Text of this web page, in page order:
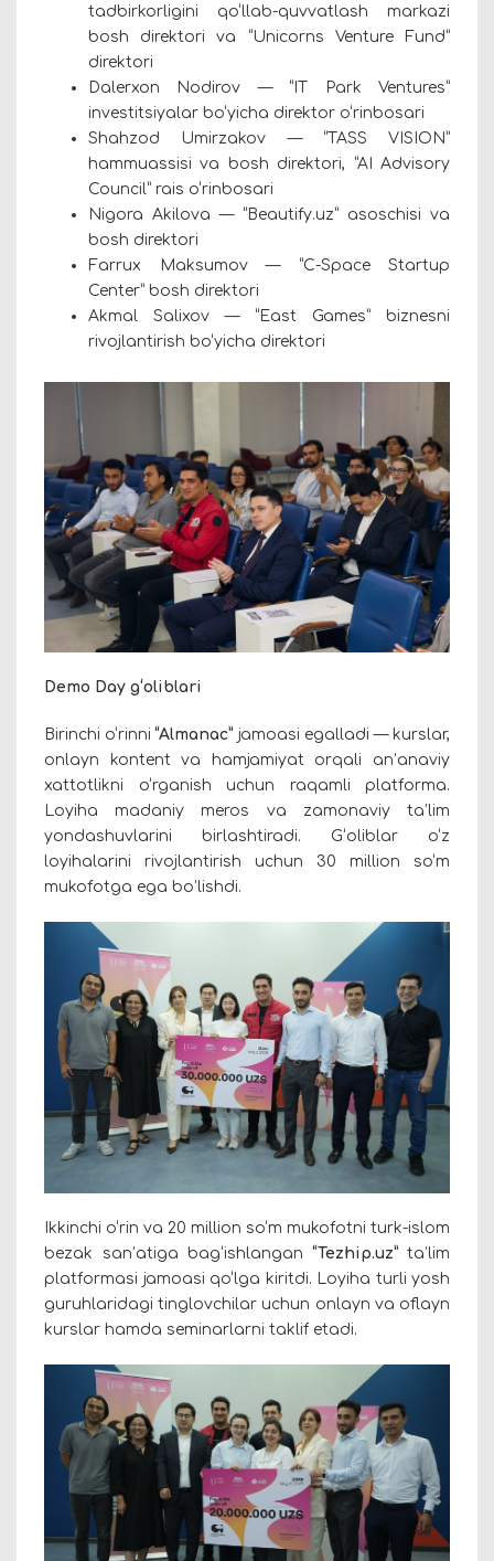
tadbirkorligini qo‘llab-quvvatlash markazi
bosh direktori va “Unicorns Venture Fund”
direktori
Dalerxon Nodirov — “IT Park Ventures”
investitsiyalar bo‘yicha direktor o‘rinbosari
Shahzod Umirzakov — “TASS VISION”
hammuassisi va bosh direktori, “AI Advisory
Council” rais o‘rinbosari
Nigora Akilova — “Beautify.uz” asoschisi va
bosh direktori
Farrux Maksumov — “C-Space Startup
Center” bosh direktori
Akmal Salixov — “East Games” biznesni
rivojlantirish bo‘yicha direktori
Demo Day g‘oliblari
Birinchi o‘rinni“Almanac” jamoasi egalladi — kurslar,
onlayn kontent va hamjamiyat orqali an’anaviy
xattotlikni o‘rganish uchun raqamli platforma.
Loyiha madaniy meros va zamonaviy ta’lim
yondashuvlarini birlashtiradi. G‘oliblar o‘z
loyihalarini rivojlantirish uchun 30 million so‘m
mukofotga ega bo’lishdi.
Ikkinchi o‘rin va 20 million so‘m mukofotni turk-islom
bezak san’atiga bag‘ishlangan“Tezhip.uz” ta’lim
platformasi jamoasi qo‘lga kiritdi. Loyiha turli yosh
guruhlaridagi tinglovchilar uchun onlayn va oflayn
kurslar hamda seminarlarni taklif etadi.